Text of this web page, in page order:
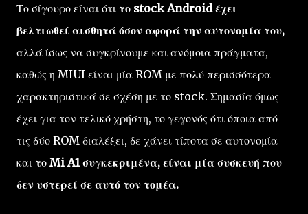
Το σίγουρο είναι ότι το stock Android έχει
βελτιωθεί αισθητά όσον αφορά την αυτονομία του,
αλλά ίσως να συγκρίνουμε και ανόμοια πράγματα,
καθώς η MIUI είναι μία ROM με πολύ περισσότερα
χαρακτηριστικά σε σχέση με το stock. Σημασία όμως
έχει για τον τελικό χρήστη, το γεγονός ότι όποια από
τις δύο ROM διαλέξει, δε χάνει τίποτα σε αυτονομία
και το Mi A1 συγκεκριμένα, είναι μία συσκευή που
δεν υστερεί σε αυτό τον τομέα.